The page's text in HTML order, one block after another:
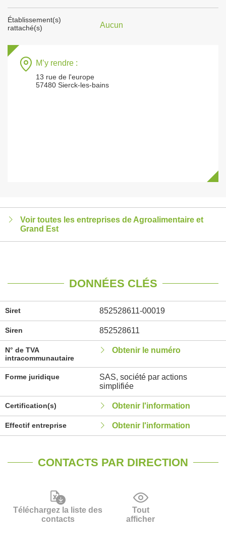
Établissement(s)
rattaché(s)
Aucun
M’y rendre :
13 rue de l'europe
57480 Sierck-les-bains
Voir toutes les entreprises de Agroalimentaire et
Grand Est
DONNÉES CLÉS
Siret 852528611-00019
Siren 852528611
N° de TVA
intracommunautaire
Obtenir le numéro
Forme juridique
SAS, société par actions
simplifiée
Certification(s) Obtenir l'information
Effectif entreprise Obtenir l'information
CONTACTS PAR DIRECTION
Téléchargez la liste des
contacts
Tout
afficher